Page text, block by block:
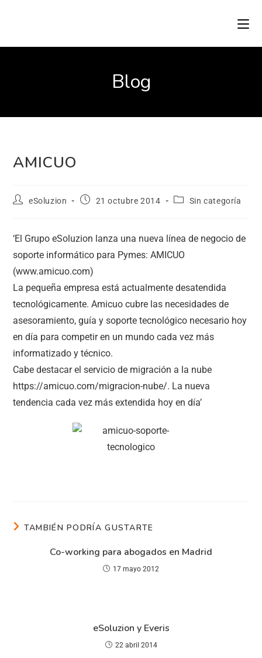
Blog
AMICUO
eSoluzion 21 octubre 2014 Sin categoría
‘El Grupo eSoluzion lanza una nueva línea de negocio de
soporte informático para Pymes: AMICUO
(www.amicuo.com)
La pequeña empresa está actualmente desatendida
tecnológicamente. Amicuo cubre las necesidades de
asesoramiento, guía y soporte tecnológico necesario hoy
en día para competir en un mundo cada vez más
informatizado y técnico.
Cabe destacar el servicio de migración a la nube
https://amicuo.com/migracion-nube/. La nueva
tendencia cada vez más extendida hoy en día’
TAMBIÉN PODRÍA GUSTARTE
Co-working para abogados en Madrid
17 mayo 2012
eSoluzion y Everis
22 abril 2014